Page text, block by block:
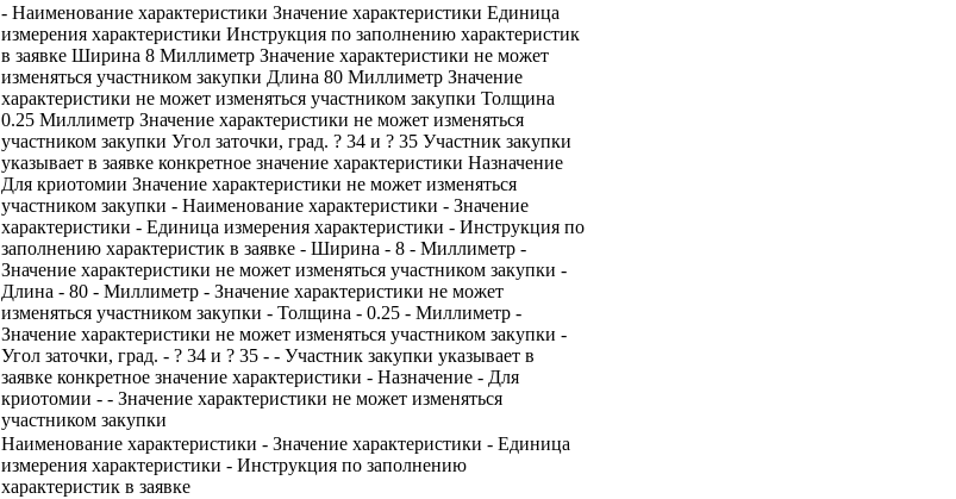
- Наименование характеристики Значение характеристики Единица
измерения характеристики Инструкция по заполнению характеристик
в заявке Ширина 8 Миллиметр Значение характеристики не может
изменяться участником закупки Длина 80 Миллиметр Значение
характеристики не может изменяться участником закупки Толщина
0.25 Миллиметр Значение характеристики не может изменяться
участником закупки Угол заточки, град. ? 34 и ? 35 Участник закупки
указывает в заявке конкретное значение характеристики Назначение
Для криотомии Значение характеристики не может изменяться
участником закупки - Наименование характеристики - Значение
характеристики - Единица измерения характеристики - Инструкция по
заполнению характеристик в заявке - Ширина - 8 - Миллиметр -
Значение характеристики не может изменяться участником закупки -
Длина - 80 - Миллиметр - Значение характеристики не может
изменяться участником закупки - Толщина - 0.25 - Миллиметр -
Значение характеристики не может изменяться участником закупки -
Угол заточки, град. - ? 34 и ? 35 - - Участник закупки указывает в
заявке конкретное значение характеристики - Назначение - Для
криотомии - - Значение характеристики не может изменяться
участником закупки
Наименование характеристики - Значение характеристики - Единица
измерения характеристики - Инструкция по заполнению
характеристик в заявке